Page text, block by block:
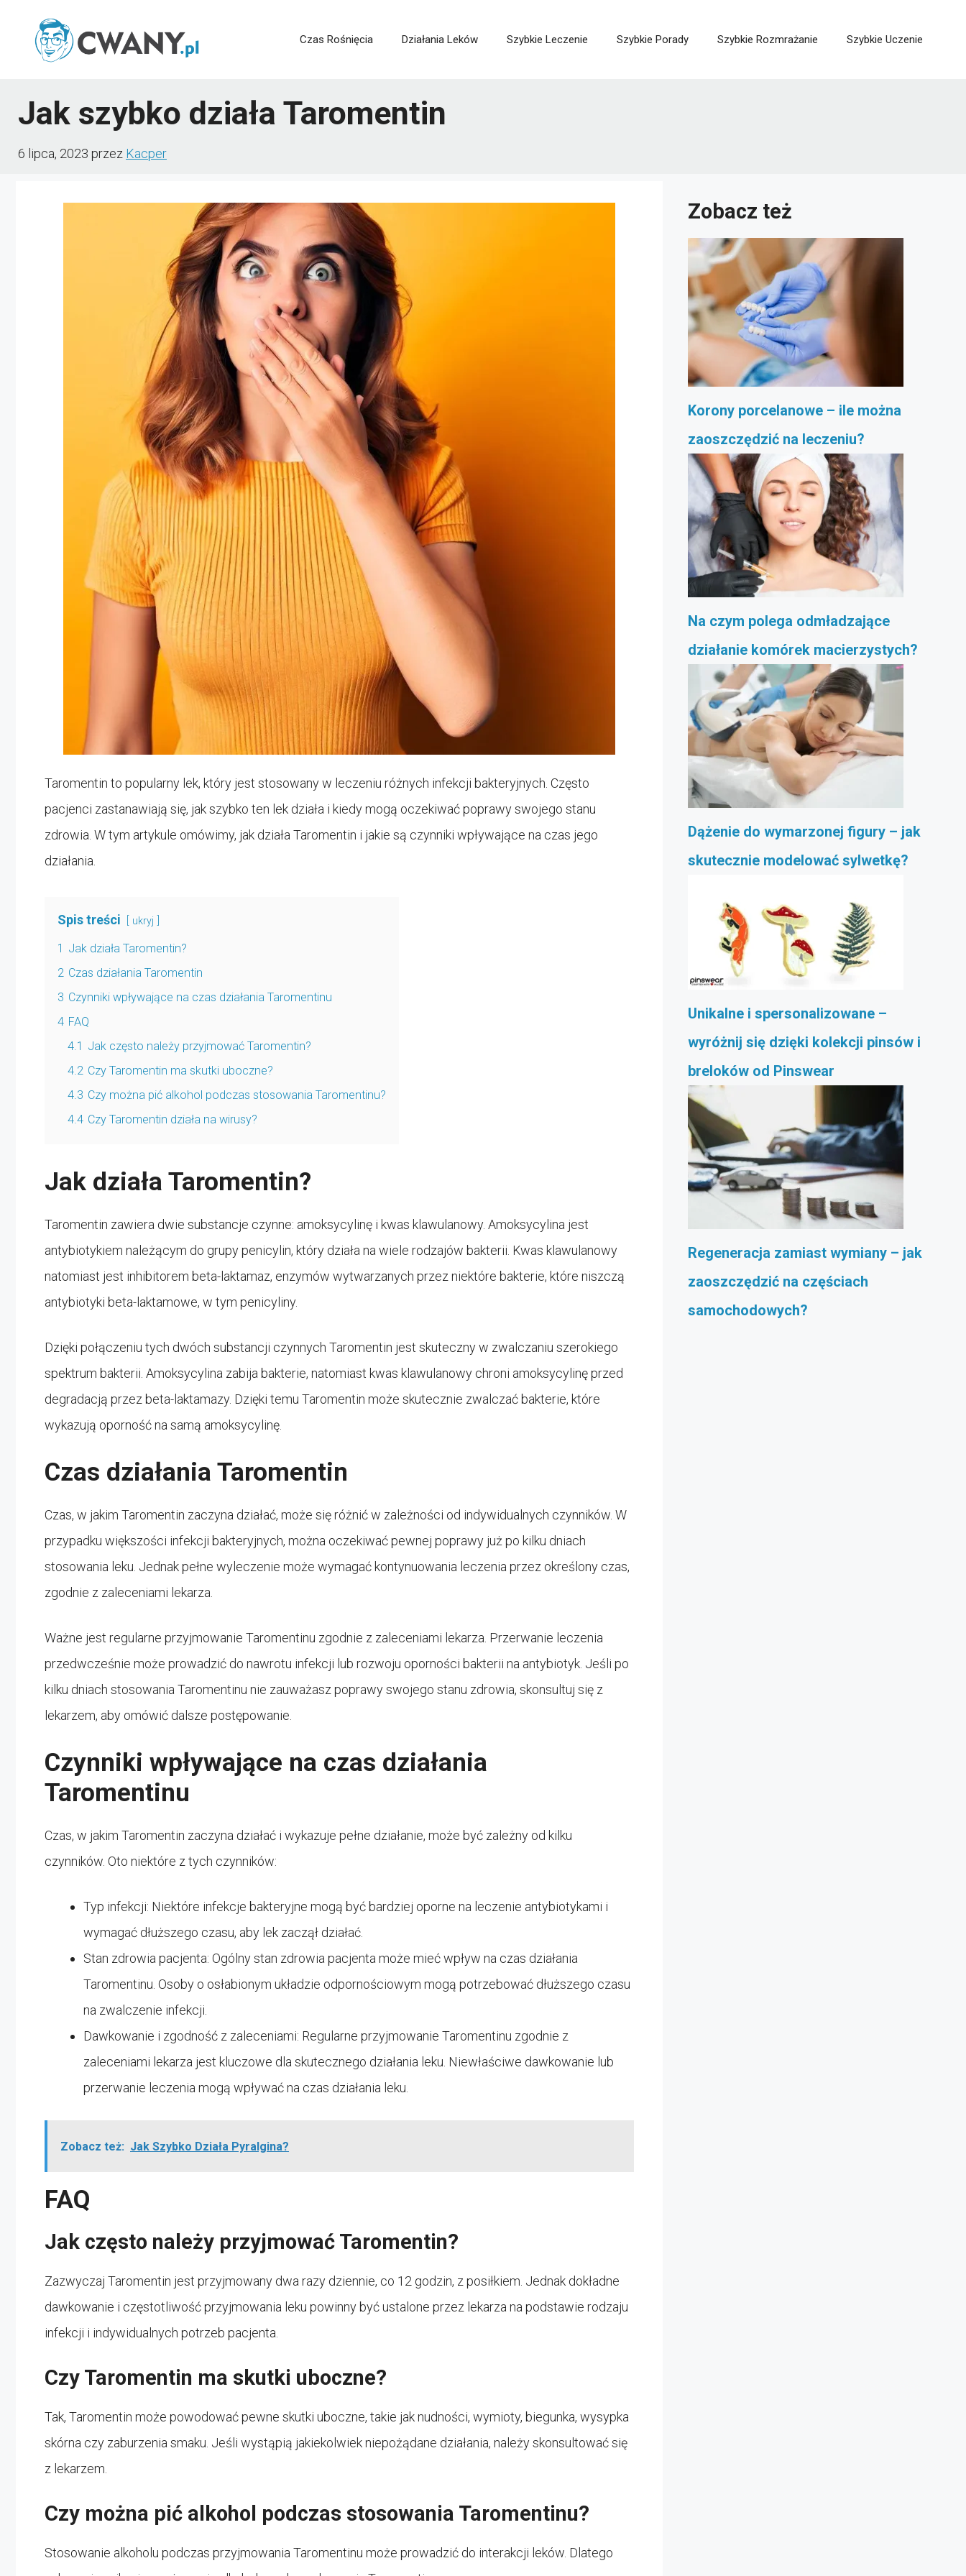
Czas Rośnięcia Działania Leków Szybkie Leczenie Szybkie Porady Szybkie Rozmrażanie Szybkie Uczenie
Jak szybko działa Taromentin
6 lipca, 2023 przez Kacper
Taromentin to popularny lek, który jest stosowany w leczeniu różnych infekcji bakteryjnych. Często
pacjenci zastanawiają się, jak szybko ten lek działa i kiedy mogą oczekiwać poprawy swojego stanu
zdrowia. W tym artykule omówimy, jak działa Taromentin i jakie są czynniki wpływające na czas jego
działania.
Spis treści ukryj
1 Jak działa Taromentin?
2 Czas działania Taromentin
3 Czynniki wpływające na czas działania Taromentinu
4 FAQ
4.1 Jak często należy przyjmować Taromentin?
4.2 Czy Taromentin ma skutki uboczne?
4.3 Czy można pić alkohol podczas stosowania Taromentinu?
4.4 Czy Taromentin działa na wirusy?
Jak działa Taromentin?
Taromentin zawiera dwie substancje czynne: amoksycylinę i kwas klawulanowy. Amoksycylina jest
antybiotykiem należącym do grupy penicylin, który działa na wiele rodzajów bakterii. Kwas klawulanowy
natomiast jest inhibitorem beta-laktamaz, enzymów wytwarzanych przez niektóre bakterie, które niszczą
antybiotyki beta-laktamowe, w tym penicyliny.
Dzięki połączeniu tych dwóch substancji czynnych Taromentin jest skuteczny w zwalczaniu szerokiego
spektrum bakterii. Amoksycylina zabija bakterie, natomiast kwas klawulanowy chroni amoksycylinę przed
degradacją przez beta-laktamazy. Dzięki temu Taromentin może skutecznie zwalczać bakterie, które
wykazują oporność na samą amoksycylinę.
Czas działania Taromentin
Czas, w jakim Taromentin zaczyna działać, może się różnić w zależności od indywidualnych czynników. W
przypadku większości infekcji bakteryjnych, można oczekiwać pewnej poprawy już po kilku dniach
stosowania leku. Jednak pełne wyleczenie może wymagać kontynuowania leczenia przez określony czas,
zgodnie z zaleceniami lekarza.
Ważne jest regularne przyjmowanie Taromentinu zgodnie z zaleceniami lekarza. Przerwanie leczenia
przedwcześnie może prowadzić do nawrotu infekcji lub rozwoju oporności bakterii na antybiotyk. Jeśli po
kilku dniach stosowania Taromentinu nie zauważasz poprawy swojego stanu zdrowia, skonsultuj się z
lekarzem, aby omówić dalsze postępowanie.
Czynniki wpływające na czas działania
Taromentinu
Czas, w jakim Taromentin zaczyna działać i wykazuje pełne działanie, może być zależny od kilku
czynników. Oto niektóre z tych czynników:
Typ infekcji: Niektóre infekcje bakteryjne mogą być bardziej oporne na leczenie antybiotykami i
wymagać dłuższego czasu, aby lek zaczął działać.
Stan zdrowia pacjenta: Ogólny stan zdrowia pacjenta może mieć wpływ na czas działania
Taromentinu. Osoby o osłabionym układzie odpornościowym mogą potrzebować dłuższego czasu
na zwalczenie infekcji.
Dawkowanie i zgodność z zaleceniami: Regularne przyjmowanie Taromentinu zgodnie z
zaleceniami lekarza jest kluczowe dla skutecznego działania leku. Niewłaściwe dawkowanie lub
przerwanie leczenia mogą wpływać na czas działania leku.
Zobacz też: Jak Szybko Działa Pyralgina?
FAQ
Jak często należy przyjmować Taromentin?
Zazwyczaj Taromentin jest przyjmowany dwa razy dziennie, co 12 godzin, z posiłkiem. Jednak dokładne
dawkowanie i częstotliwość przyjmowania leku powinny być ustalone przez lekarza na podstawie rodzaju
infekcji i indywidualnych potrzeb pacjenta.
Czy Taromentin ma skutki uboczne?
Tak, Taromentin może powodować pewne skutki uboczne, takie jak nudności, wymioty, biegunka, wysypka
skórna czy zaburzenia smaku. Jeśli wystąpią jakiekolwiek niepożądane działania, należy skonsultować się
z lekarzem.
Czy można pić alkohol podczas stosowania Taromentinu?
Stosowanie alkoholu podczas przyjmowania Taromentinu może prowadzić do interakcji leków. Dlatego
Zobacz też
Korony porcelanowe – ile można
zaoszczędzić na leczeniu?
Na czym polega odmładzające
działanie komórek macierzystych?
Dążenie do wymarzonej figury – jak
skutecznie modelować sylwetkę?
Unikalne i spersonalizowane –
wyróżnij się dzięki kolekcji pinsów i
breloków od Pinswear
Regeneracja zamiast wymiany – jak
zaoszczędzić na częściach
samochodowych?